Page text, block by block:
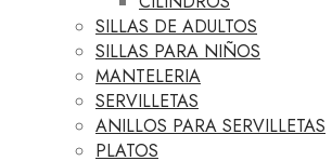
SILLAS DE ADULTOS
SILLAS PARA NIÑOS
MANTELERIA
SERVILLETAS
ANILLOS PARA SERVILLETAS
PLATOS